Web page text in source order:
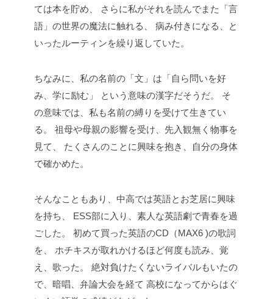
ては本を貯め、
さらに私がそれを読んでまた「言
語」の世界の魔法に触れる、
病み付きになる、と
いったルーティンを繰り返していた。
ちなみに、私の名前の「文」は「自ら問いを好
み、学に励む」
という意味の漢字だそうだ。
そ
の意味では、私も名前の縛りを受けて生きてい
る。
祖母や母親の影響を受け、先入観無く物事を
見て、
たくさんのことに興味を抱き、自分の身体
で確かめた。
そんなこともあり、中高では英語とお芝居に興味
を持ち、
ESS部に入り、素人な英語劇で青春を過
ごした。
初めて買った英語のCD（MAX6 )の歌詞
を、
ホチキスが取れかけるほど何度も読み、覚
え、歌った。
絶対負けたくないライバルもいたの
で、暗唱、弁論大会を経て 高校になってからはぐ